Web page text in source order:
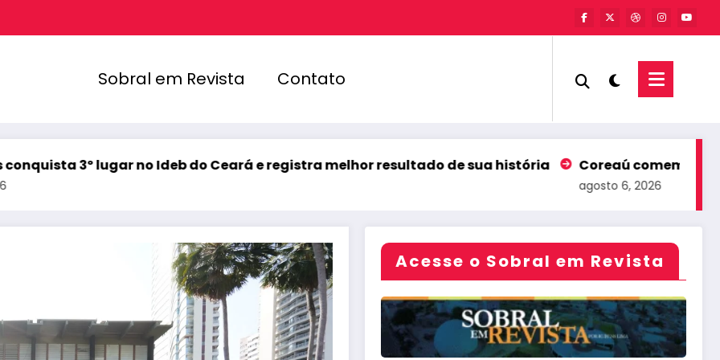
Sobral em Revista Contato
no Ideb do Ceará e registra melhor resultado de sua história Coreaú comemora liderança
Acesse o Sobral em Revista